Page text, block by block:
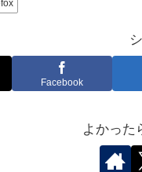
Facebook
よかった